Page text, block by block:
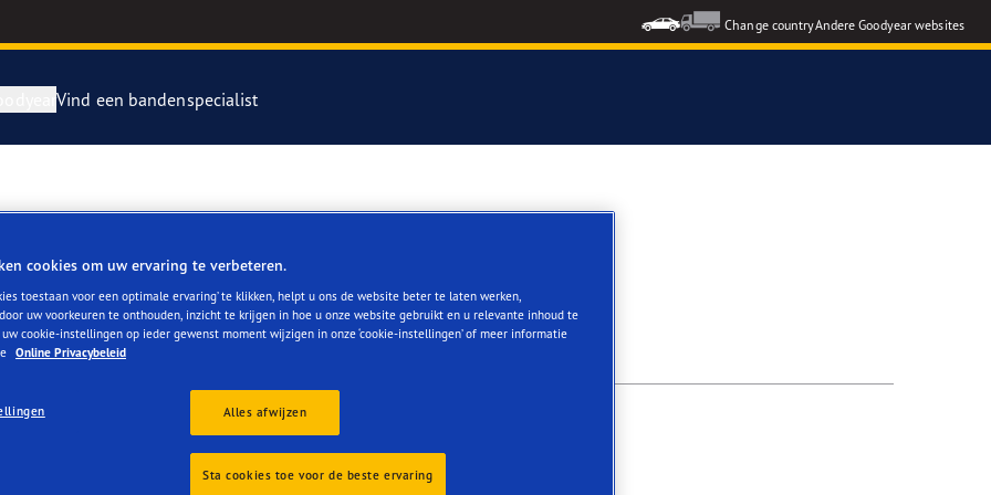
Change countryAndere Goodyear websites
4Seasons GEN-3
F1 SuperSport
Vind een bandenspecialist
HEINO
Reviews
cookies om uw ervaring te verbeteren.
toestaan voor een optimale ervaring’ te klikken, helpt u ons de website beter te laten werken,
uw voorkeuren te onthouden, inzicht te krijgen in hoe u onze website gebruikt en u relevante inhoud te
uw cookie-instellingen op ieder gewenst moment wijzigen in onze ‘cookie-instellingen’ of meer informatie
Online Privacybeleid
Alles afwijzen
Sta cookies toe voor de beste ervaring